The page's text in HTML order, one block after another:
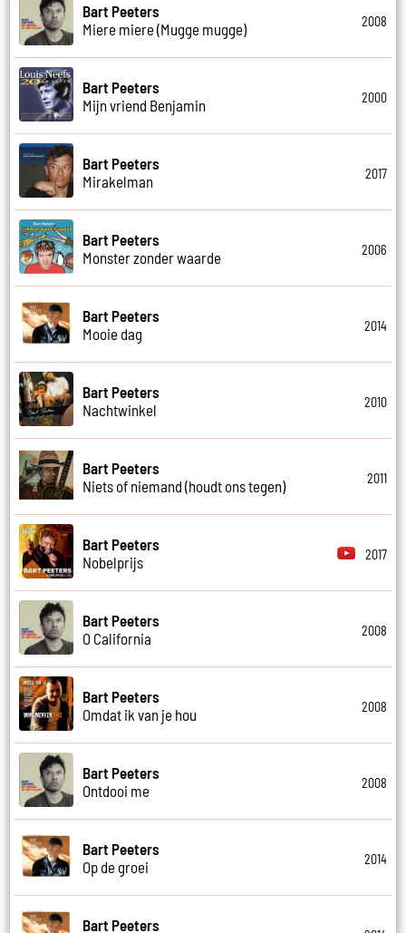
Bart Peeters
Miere miere (Mugge mugge)
2008
Bart Peeters
Mijn vriend Benjamin
2000
Bart Peeters
Mirakelman
2017
Bart Peeters
Monster zonder waarde
2006
Bart Peeters
Mooie dag
2014
Bart Peeters
Nachtwinkel
2010
Bart Peeters
Niets of niemand (houdt ons tegen)
2011
Bart Peeters
Nobelprijs
2017
Bart Peeters
O California
2008
Bart Peeters
Omdat ik van je hou
2008
Bart Peeters
Ontdooi me
2008
Bart Peeters
Op de groei
2014
Bart Peeters